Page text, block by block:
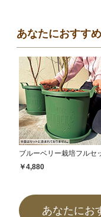
あなたにおすす
ブルーベリー栽培フルセ
￥4,880
あなたにお